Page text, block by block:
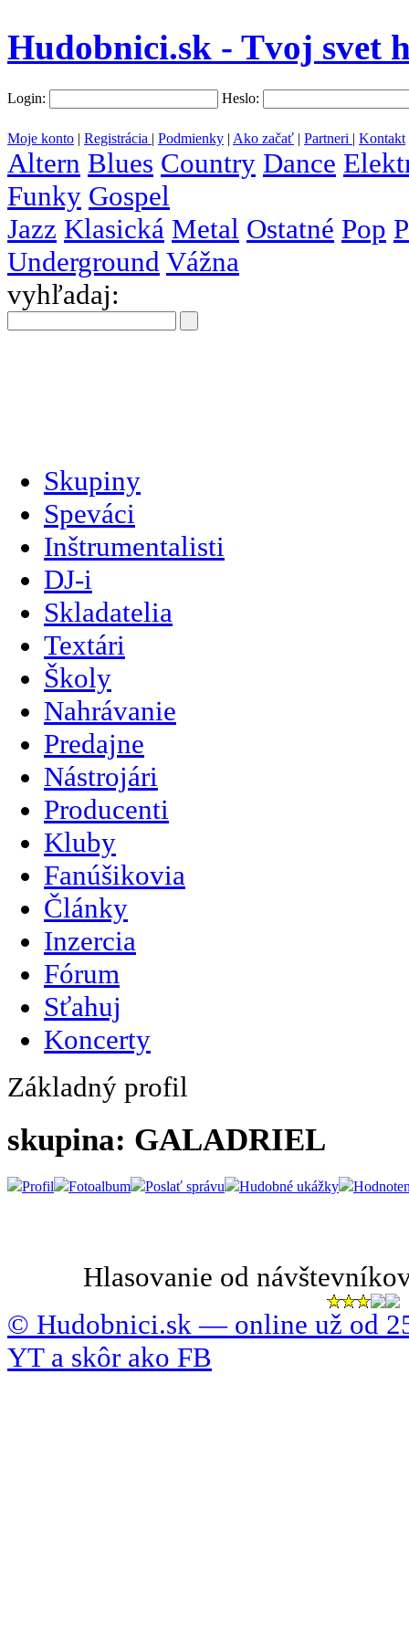
Hudobnici.sk - Tvoj svet
Login: Heslo:
Moje konto | Registrácia | Podmienky | Ako začať | Partneri | Kontakt
Altern Blues Country Dance
Funky Gospel
Jazz Klasická Metal Ostatné Pop
Underground Vážna
vyhľadaj:
Skupiny
Speváci
Inštrumentalisti
DJ-i
Skladatelia
Textári
Školy
Nahrávanie
Predajne
Nástrojári
Producenti
Kluby
Fanúšikovia
Články
Inzercia
Fórum
Sťahuj
Koncerty
Základný profil
skupina: GALADRIEL
Profil Fotoalbum Poslať správu Hudobné ukážky
Hlasovanie od
© Hudobnici.sk — online už od
YT a skôr ako FB